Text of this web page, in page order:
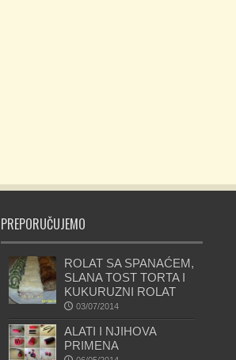
PREPORUČUJEMO
ROLAT SA SPANAĆEM,
SLANA TOST TORTA I
KUKURUZNI ROLAT
03/07/2014
ALATI I NJIHOVA
PRIMENA